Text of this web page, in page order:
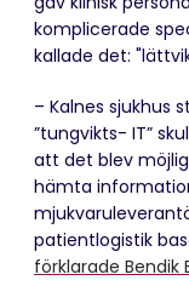
komplicerade
kallade det:
– Kalnes sjukhus
”tungvikts- IT”
att det blev
hämta
patientlogistik
förklarade Bendik